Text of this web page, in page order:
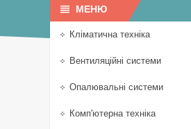
Кліматична техніка
Вентиляційні системи
Опалювальні системи
Комп'ютерна техніка